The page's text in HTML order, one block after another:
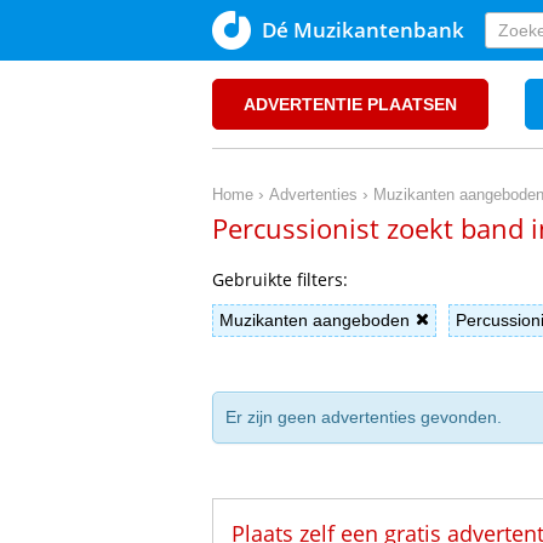
Dé Muzikantenbank
ADVERTENTIE PLAATSEN
Home › Advertenties › Muzikanten aangeboden
Percussionist zoekt band
Gebruikte filters:
Muzikanten aangeboden
Er zijn geen advertenties gevonden.
Plaats zelf een gratis